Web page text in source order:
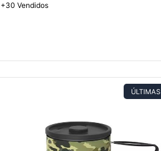
+30 Vendidos
ÚLTIMAS